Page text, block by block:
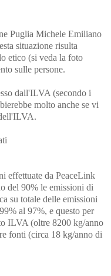
Puglia Michele Emiliano
situazione risulta
etico (si veda la foto
sulle persone.
dall'ILVA (secondo i
molto anche se vi
effettuate da PeaceLink
del 90% le emissioni di
su totale delle emissioni
al 97%, e questo per
ILVA (oltre 8200 kg/anno
fonti (circa 18 kg/anno di